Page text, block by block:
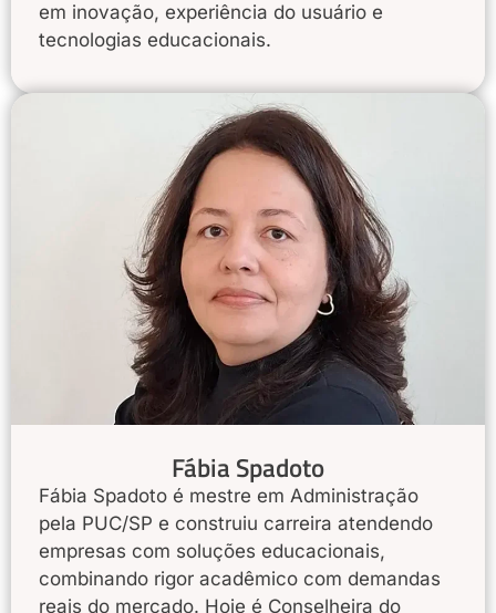
em inovação, experiência do usuário e
tecnologias educacionais.
Fábia Spadoto
Fábia Spadoto é mestre em Administração
pela PUC/SP e construiu carreira atendendo
empresas com soluções educacionais,
combinando rigor acadêmico com demandas
reais do mercado. Hoje é Conselheira do